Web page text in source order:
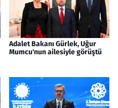
Adalet Bakanı Gürlek, Uğur
Mumcu'nun ailesiyle görüştü